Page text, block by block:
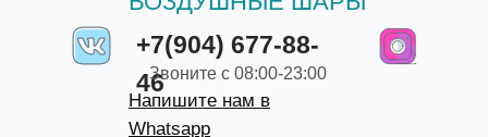
+7(904) 677-88-
46Звоните с 08:00-23:00
Напишите нам в
Whatsapp